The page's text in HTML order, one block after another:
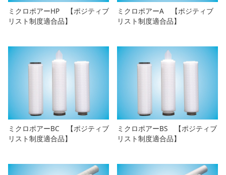
ミクロポアーHP 【ポジティブ
リスト制度適合品】
ミクロポアーA 【ポジティブ
リスト制度適合品】
ミクロポアーBC 【ポジティブ
リスト制度適合品】
ミクロポアーBS 【ポジティブ
リスト制度適合品】